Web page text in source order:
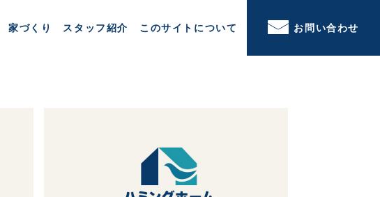
家づくり スタッフ紹介 このサイトについて お問い合わせ